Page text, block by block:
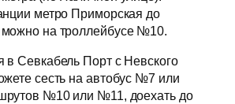
метро Приморская до
на троллейбусе №10.
в Севкабель Порт с Невского
сесть на автобус №7 или
№10 или №11, доехать до